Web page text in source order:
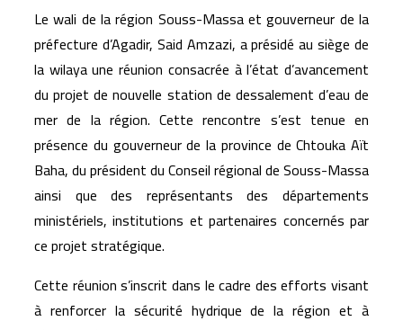
Le wali de la région Souss-Massaet gouverneur de la
préfecture d’Agadir, Said Amzazi, a présidé au siège de
la wilaya une réunion consacrée à l’état d’avancement
du projet de nouvelle station de dessalement d’eau de
mer de la région. Cette rencontre s’est tenue en
présence du gouverneur de la province deChtouka Aït
Baha, du président du Conseil régional de Souss-Massa
ainsi que des représentants des départements
ministériels, institutions et partenaires concernés par
ce projet stratégique.
Cette réunion s’inscrit dans le cadre des efforts visant
à renforcer la sécurité hydrique de la région et à